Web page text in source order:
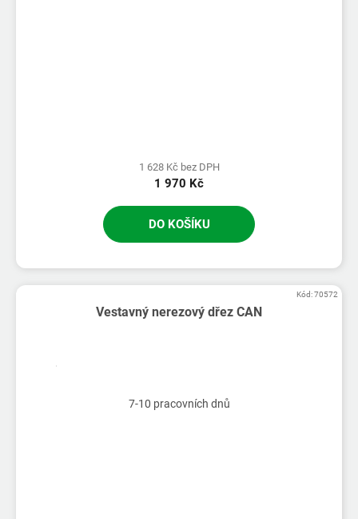
1 628 Kč bez DPH
1 970 Kč
DO KOŠÍKU
Vestavný nerezový dřez CAN
7-10 pracovních dnů
Kód:70572